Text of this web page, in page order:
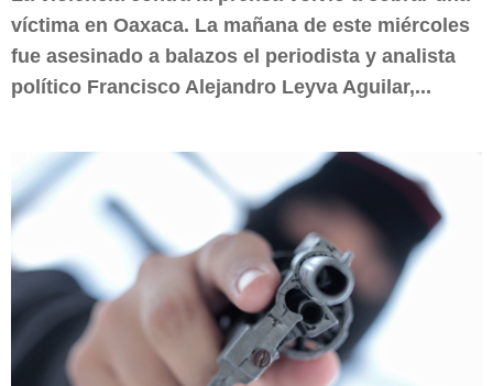
víctima en Oaxaca. La mañana de este miércoles
fue asesinado a balazos el periodista y analista
político Francisco Alejandro Leyva Aguilar,...